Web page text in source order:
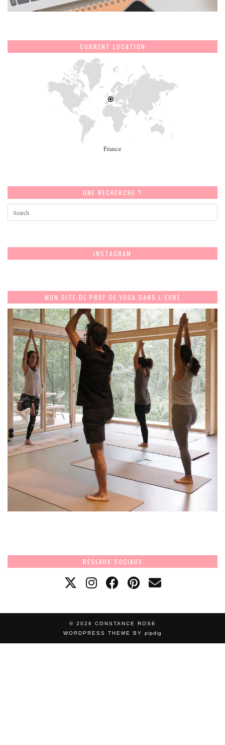
CURRENT LOCATION
France
UNE RECHERCHE ?
INSTAGRAM
MON SITE DE PROF DE YOGA DANS L’EURE
RÉSEAUX SOCIAUX
© 2026 CONSTANCE ROSE
WORDPRESS THEME BY pipdig